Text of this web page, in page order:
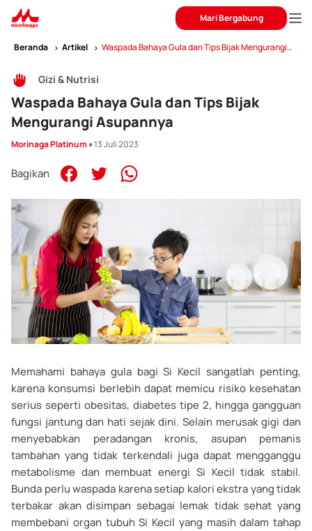
Mari Bergabung
Beranda Artikel
Waspada Bahaya Gula dan Tips Bijak Mengurangi
Gizi & Nutrisi
Waspada Bahaya Gula dan Tips Bijak
Mengurangi Asupannya
Morinaga Platinum♦ 13 Juli 2023
Bagikan
Memahami bahaya gula bagi Si Kecil sangatlah penting,
karena konsumsi berlebih dapat memicu risiko kesehatan
serius seperti obesitas, diabetes tipe 2, hingga gangguan
fungsi jantung dan hati sejak dini. Selain merusak gigi dan
menyebabkan peradangan kronis, asupan pemanis
tambahan yang tidak terkendali juga dapat mengganggu
metabolisme dan membuat energi Si Kecil tidak stabil.
Bunda perlu waspada karena setiap kalori ekstra yang tidak
terbakar akan disimpan sebagai lemak tidak sehat yang
membebani organ tubuh Si Kecil yang masih dalam tahap